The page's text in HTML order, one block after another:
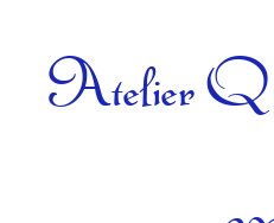
Atelier Qi